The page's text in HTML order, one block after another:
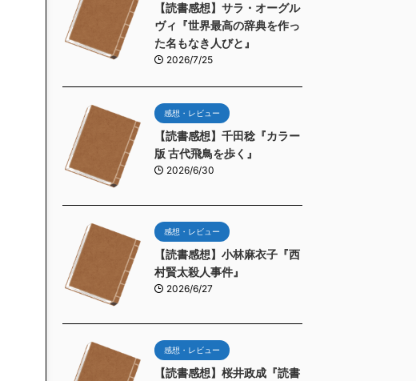
【読書感想】サラ・オーグル
ヴィ『世界最高の辞典を作っ
た名もなき人びと』
2026/7/25
感想・レビュー
【読書感想】千田稔『カラー
版 古代飛鳥を歩く』
2026/6/30
感想・レビュー
【読書感想】小林麻衣子『西
村賢太殺人事件』
2026/6/27
感想・レビュー
【読書感想】桜井政成『読書